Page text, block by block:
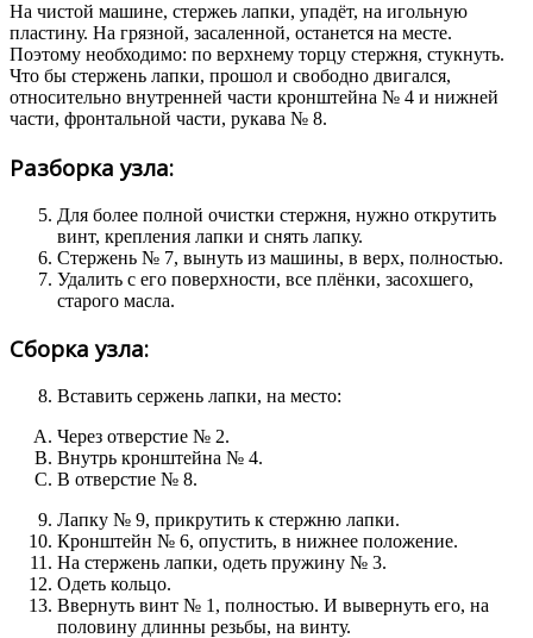
На чистой машине, стержеь лапки, упадёт, на игольную
пластину. На грязной, засаленной, останется на месте.
Поэтому необходимо: по верхнему торцу стержня, стукнуть.
Что бы стержень лапки, прошол и свободно двигался,
относительно внутренней части кронштейна № 4 и нижней
части, фронтальной части, рукава № 8.
Разборка узла:
Для более полной очистки стержня, нужно открутить
винт, крепления лапки и снять лапку.
Стержень № 7, вынуть из машины, в верх, полностью.
Удалить с его поверхности, все плёнки, засохшего,
старого масла.
Сборка узла:
Вставить сержень лапки, на место:
Через отверстие № 2.
Внутрь кронштейна № 4.
В отверстие № 8.
Лапку № 9, прикрутить к стержню лапки.
Кронштейн № 6, опустить, в нижнее положение.
На стержень лапки, одеть пружину № 3.
Одеть кольцо.
Ввернуть винт № 1, полностью. И вывернуть его, на
половину длинны резьбы, на винту.